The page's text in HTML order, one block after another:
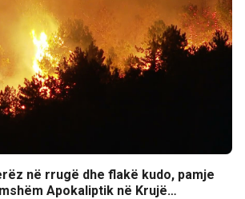
në rrugë dhe flakë kudo, pamje
Apokaliptik në Krujë…